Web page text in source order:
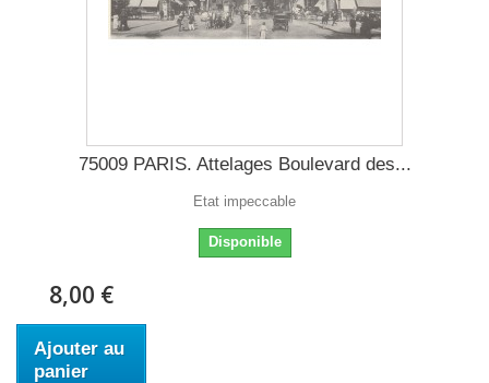
75009 PARIS. Attelages Boulevard des...
Etat impeccable
Disponible
8,00 €
Ajouter au
panier